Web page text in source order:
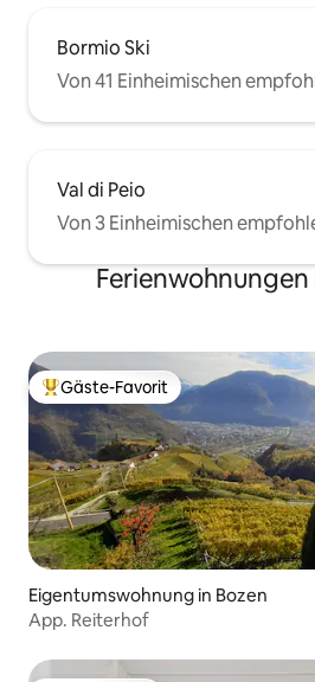
Bormio Ski
Von 41 Einheimischen
Val di Peio
Von 3 Einheimischen
Beliebter Gäste-Favorit.
Gäste-Favorit
Eigentumswohnung in Bozen
App. Reiterhof